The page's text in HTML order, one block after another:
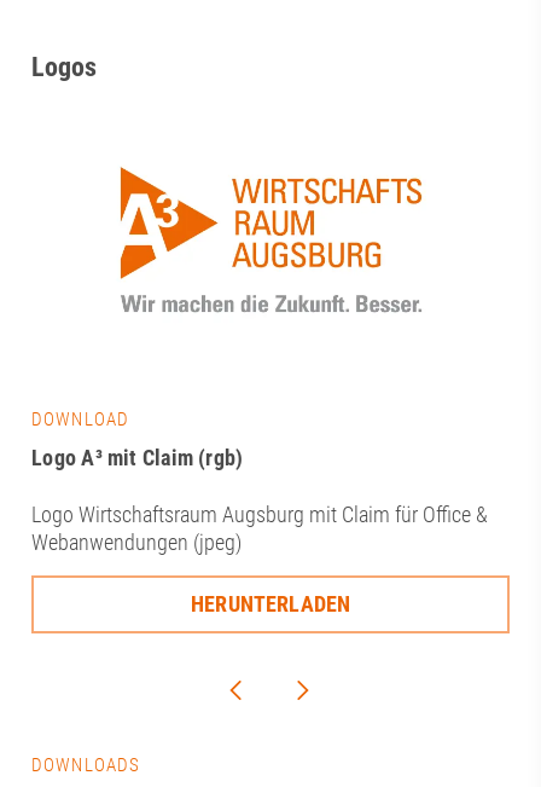
Logos
DOWNLOAD
Logo A³ mit Claim (rgb)
Logo Wirtschaftsraum Augsburg mit Claim für Office &
Webanwendungen (jpeg)
HERUNTERLADEN
DOWNLOADS